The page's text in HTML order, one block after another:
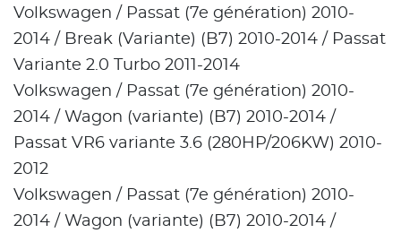
Volkswagen / Passat (7e génération) 2010-
2014 / Break (Variante) (B7) 2010-2014 / Passat
Variante 2.0 Turbo 2011-2014
Volkswagen / Passat (7e génération) 2010-
2014 / Wagon (variante) (B7) 2010-2014 /
Passat VR6 variante 3.6 (280HP/206KW) 2010-
2012
Volkswagen / Passat (7e génération) 2010-
2014 / Wagon (variante) (B7) 2010-2014 /